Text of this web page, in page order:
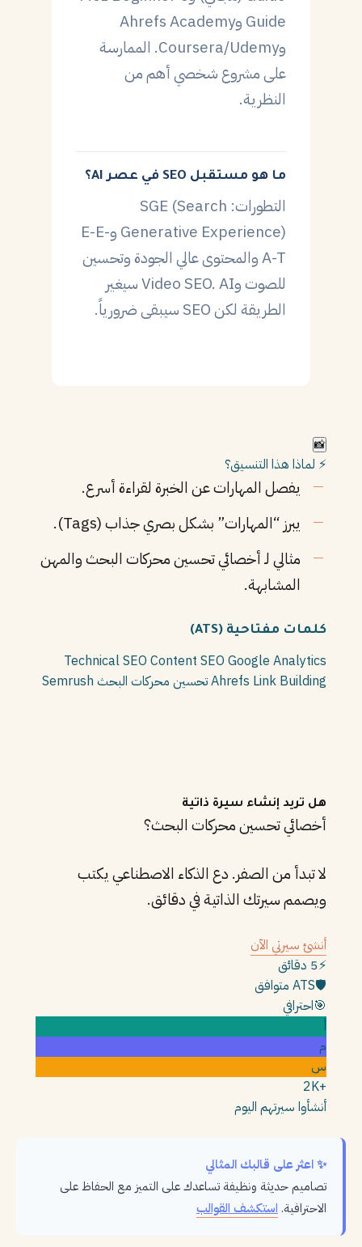
Guide وAhrefs Academy
وCoursera/Udemy. الممارسة
على مشروع شخصي أهم من
النظرية.
ما هو مستقبل SEO في عصر AI؟
التطورات: SGE (Search
Generative Experience) وE-E-
A-T والمحتوى عالي الجودة وتحسين
للصوت وVideo SEO. AI سيغير
الطريقة لكن SEO سيبقى ضرورياً.
📸
⚡ لماذا هذا التنسيق؟
يفصل المهارات عن الخبرة لقراءة أسرع.
يبرز “المهارات” بشكل بصري جذاب (Tags).
مثالي لـ أخصائي تحسين محركات البحث والمهن
المشابهة.
كلمات مفتاحية (ATS)
Technical SEO Content SEO Google Analytics
Ahrefs Link Building تحسين محركات البحث Semrush
هل تريد إنشاء سيرة ذاتية
أخصائي تحسين محركات البحث؟
لا تبدأ من الصفر. دع الذكاء الاصطناعي يكتب
ويصمم سيرتك الذاتية في دقائق.
أنشئ سيرتي الآن
⚡5 دقائق
🛡️ATS متوافق
🎯احترافي
أ
م
س
+2K
أنشأوا سيرتهم اليوم
✨ اعثر على قالبك المثالي
تصاميم حديثة ونظيفة تساعدك على التميز مع الحفاظ على
الاحترافية. استكشف القوالب